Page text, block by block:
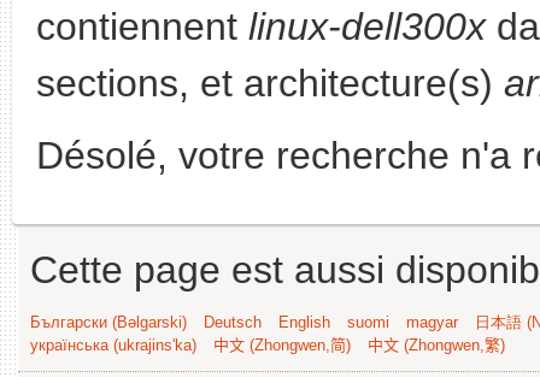
contiennent linux-dell300x
sections, et architecture(s)
Désolé, votre recherche n'a
Cette page est aussi
Български (Bəlgarski) Deutsch English suomi magyar
日本語
українська (ukrajins'ka)
中文 (Zhongwen,简) 中文 (Zhongwen,繁)